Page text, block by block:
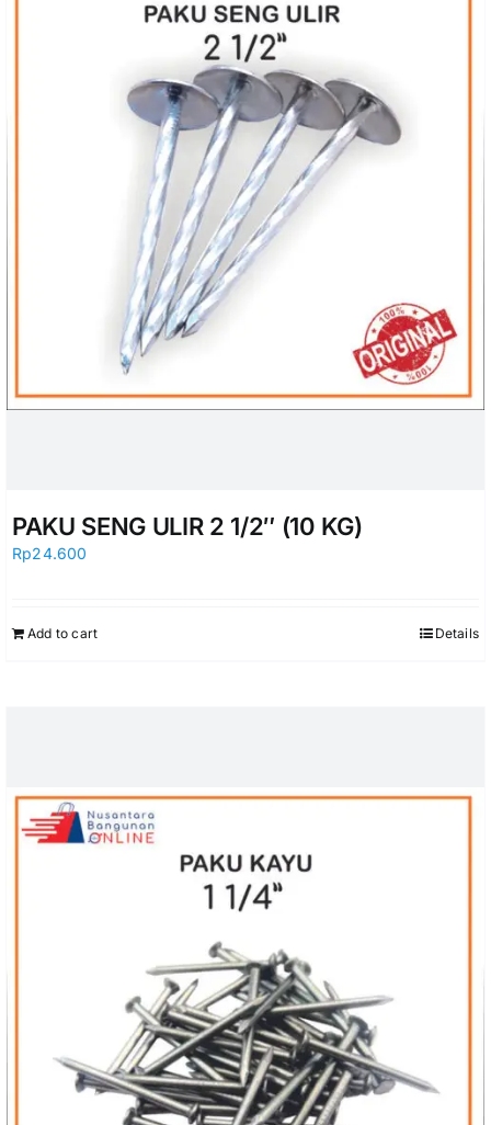
PAKU SENG ULIR 2 1/2″ (10 KG)
Rp24.600
Add to cart Details